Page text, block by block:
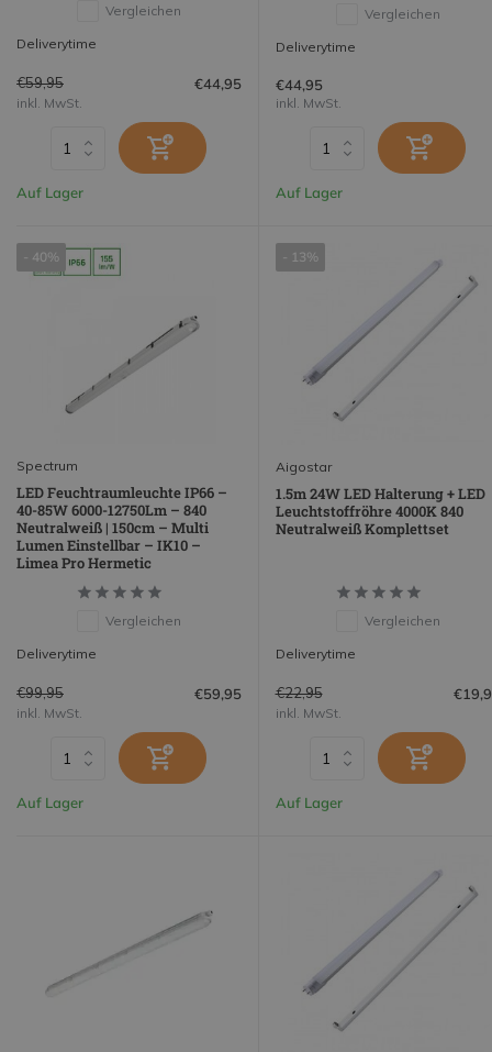
Vergleichen
Deliverytime
€59,95 €44,95
inkl. MwSt.
Auf Lager
Vergleichen
Deliverytime
€44,95
inkl. MwSt.
Auf Lager
- 40%
Spectrum
LED Feuchtraumleuchte IP66 –
40-85W 6000-12750Lm – 840
Neutralweiß | 150cm – Multi
Lumen Einstellbar – IK10 –
Limea Pro Hermetic
Vergleichen
Deliverytime
€99,95 €59,95
inkl. MwSt.
Auf Lager
- 13%
Aigostar
1.5m 24W LED Halterung + LED
Leuchtstoffröhre 4000K 840
Neutralweiß Komplettset
Vergleichen
Deliverytime
€22,95
inkl. MwSt.
Auf Lager